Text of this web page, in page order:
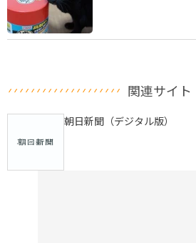
関連サイト
朝日新聞（デジタル版）